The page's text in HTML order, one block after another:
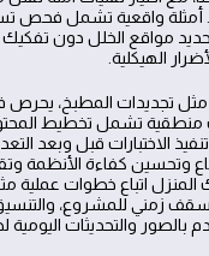
أمثلة واقعية تشمل فحص
مواقع الخلل دون
الهيكلية.
تجديدات المطبخ، يحرص
تشمل تخطيط
الاختبارات قبل وبعد
وتحسين كفاءة الأنظمة
المنزل اتباع خطوات عملية
سقف زمني للمشروع،
بالصور والتحديثات